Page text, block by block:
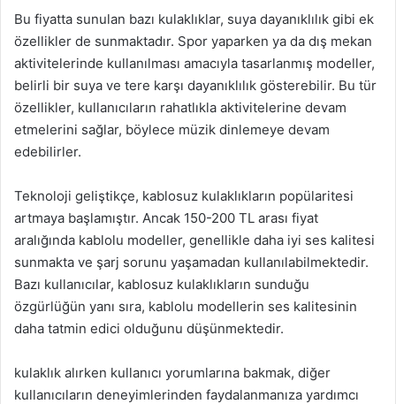
Bu fiyatta sunulan bazı kulaklıklar, suya dayanıklılık gibi ek
özellikler de sunmaktadır. Spor yaparken ya da dış mekan
aktivitelerinde kullanılması amacıyla tasarlanmış modeller,
belirli bir suya ve tere karşı dayanıklılık gösterebilir. Bu tür
özellikler, kullanıcıların rahatlıkla aktivitelerine devam
etmelerini sağlar, böylece müzik dinlemeye devam
edebilirler.
Teknoloji geliştikçe, kablosuz kulaklıkların popülaritesi
artmaya başlamıştır. Ancak 150-200 TL arası fiyat
aralığında kablolu modeller, genellikle daha iyi ses kalitesi
sunmakta ve şarj sorunu yaşamadan kullanılabilmektedir.
Bazı kullanıcılar, kablosuz kulaklıkların sunduğu
özgürlüğün yanı sıra, kablolu modellerin ses kalitesinin
daha tatmin edici olduğunu düşünmektedir.
kulaklık alırken kullanıcı yorumlarına bakmak, diğer
kullanıcıların deneyimlerinden faydalanmanıza yardımcı